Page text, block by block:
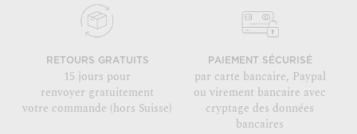
RETOURS GRATUITS
15 jours pour
renvoyer gratuitement
votre commande (hors Suisse)
PAIEMENT SÉCURISÉ
par carte bancaire, Paypal
ou virement bancaire avec
cryptage des données
bancaires